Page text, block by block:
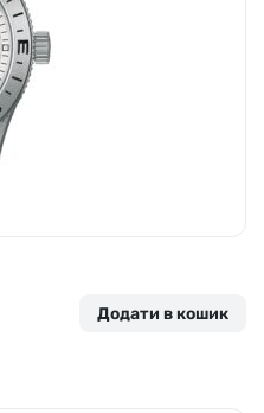
Додати в кошик